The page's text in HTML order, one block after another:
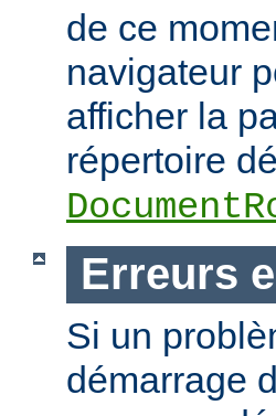
de ce
navigateur
afficher la
répertoire
Erreurs
Si un
démarrage